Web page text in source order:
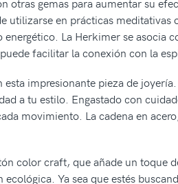
utilizarse en prácticas
La Herkimer se
facilitar la conexión con la
impresionante pieza de
a tu estilo. Engastado con
movimiento. La cadena en
color craft, que añade un toque
Ya sea que estés